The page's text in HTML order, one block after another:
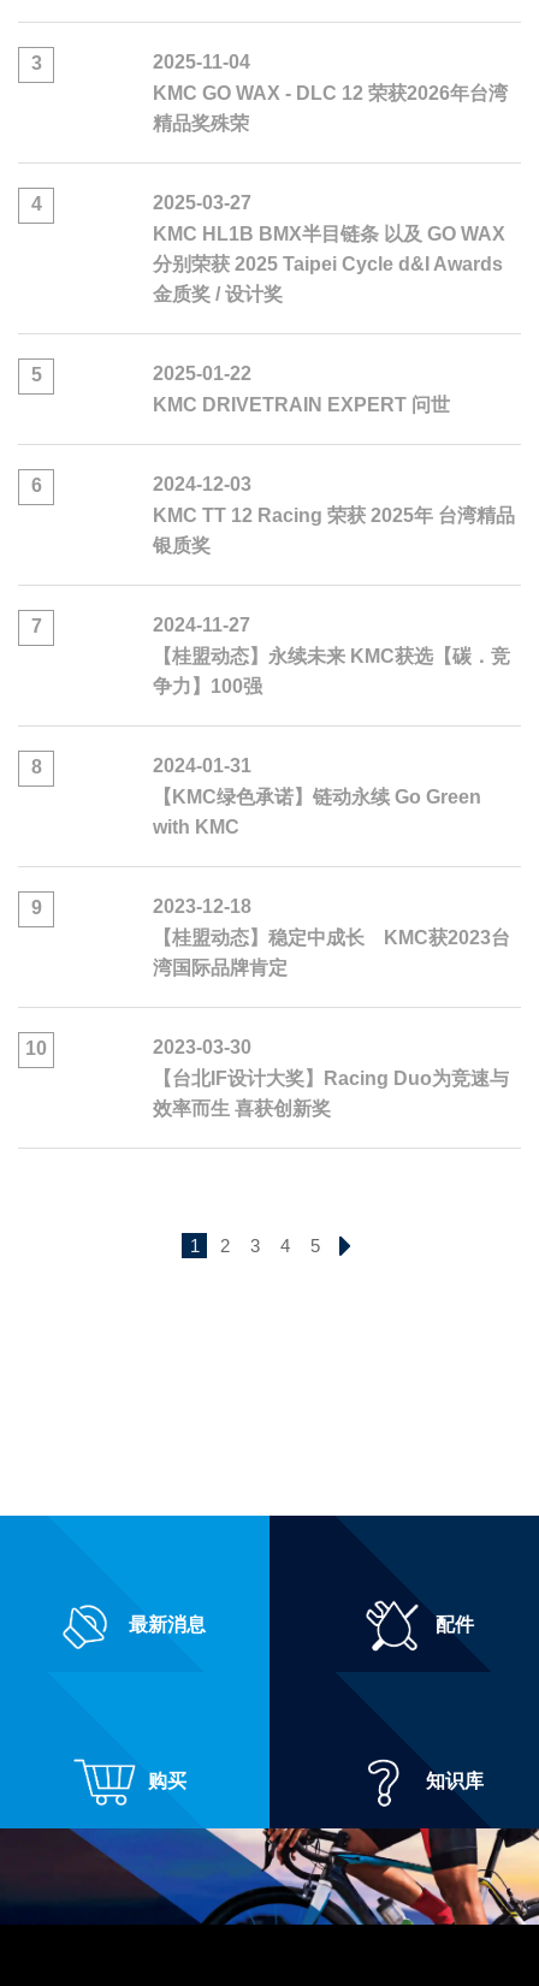
3
2025-11-04
KMC GO WAX - DLC 12 荣获2026年台湾
精品奖殊荣
4
2025-03-27
KMC HL1B BMX半目链条 以及 GO WAX
分别荣获 2025 Taipei Cycle d&I Awards
金质奖 / 设计奖
5
2025-01-22
KMC DRIVETRAIN EXPERT 问世
6
2024-12-03
KMC TT 12 Racing 荣获 2025年 台湾精品
银质奖
7
2024-11-27
【桂盟动态】永续未来 KMC获选【碳．竞
争力】100强
8
2024-01-31
【KMC绿色承诺】链动永续 Go Green
with KMC
9
2023-12-18
【桂盟动态】稳定中成长 KMC获2023台
湾国际品牌肯定
10
2023-03-30
【台北IF设计大奖】Racing Duo为竞速与
效率而生 喜获创新奖
1 2 3 4 5
最新消息 配件
购买 知识库